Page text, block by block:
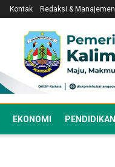
Kontak Redaksi & Manajemen
EKONOMI PENDIDIKAN